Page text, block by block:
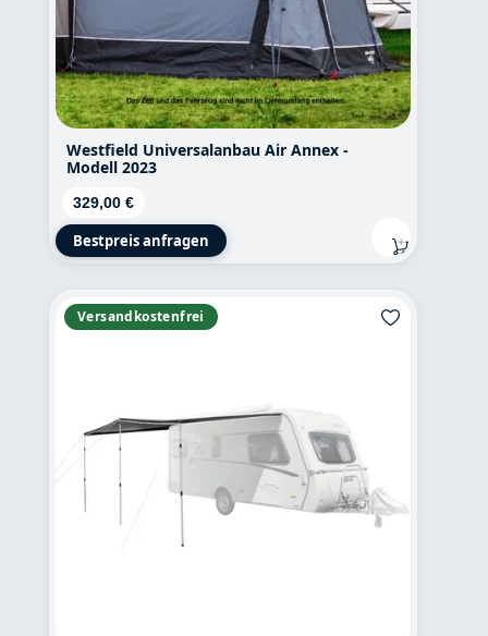
Westfield Universalanbau Air Annex -
Modell 2023
Regulärer Preis:
329,00 €
Bestpreis anfragen
Versandkostenfrei